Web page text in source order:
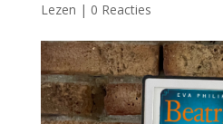
Lezen | 0 Reacties